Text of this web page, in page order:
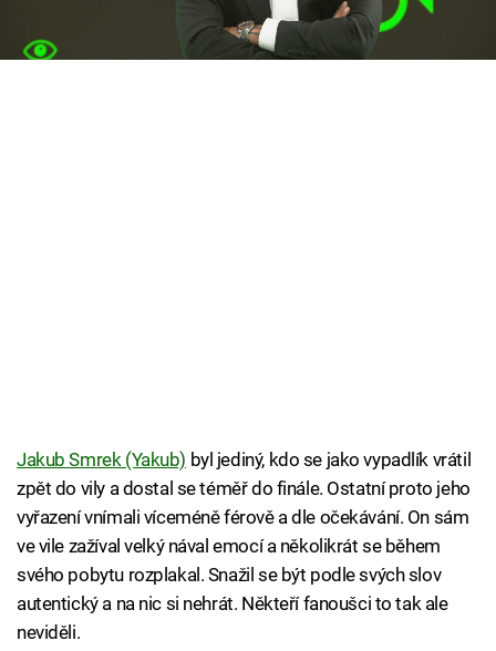
Smrek alias Freescoot, který byl sice zklamaný,
poslední místo ale čekal.
Jakub Smrek (Yakub) byl jediný, kdo se jako vypadlík vrátil
zpět do vily a dostal se téměř do finále. Ostatní proto jeho
vyřazení vnímali víceméně férově a dle očekávání. On sám
ve vile zažíval velký nával emocí a několikrát se během
svého pobytu rozplakal. Snažil se být podle svých slov
autentický a na nic si nehrát. Někteří fanoušci to tak ale
neviděli.